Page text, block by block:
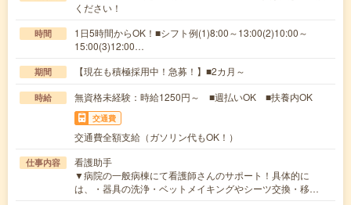
ください！
時間
1日5時間からOK！■シフト例(1)8:00～13:00(2)10:00～
15:00(3)12:00…
期間 【現在も積極採用中！急募！】■2カ月～
時給 無資格未経験：時給1250円～ ■週払いOK ■扶養内OK
交通費
交通費全額支給（ガソリン代もOK！）
仕事内容
看護助手
▼病院の一般病棟にて看護師さんのサポート！具体的に
は、・器具の洗浄・ベットメイキングやシーツ交換・移…